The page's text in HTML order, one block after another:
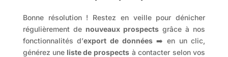
Bonne résolution ! Restez en veille pour dénicher
régulièrement de nouveaux prospects grâce à nos
fonctionnalités d’export de données ➡️ en un clic,
générez une liste de prospects à contacter selon vos